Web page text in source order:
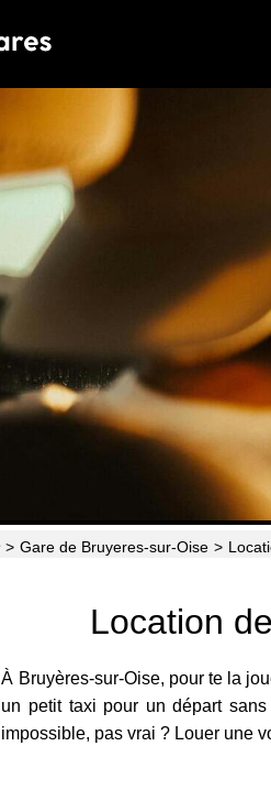
> Gare de Bruyeres-sur-Oise >
Location
À Bruyères-sur-Oise, pour te la
un petit taxi pour un départ
impossible, pas vrai ? Louer une